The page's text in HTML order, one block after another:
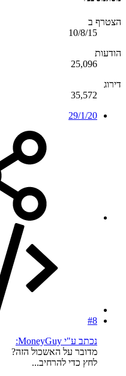
הצטרף ב
10/8/15
הודעות
25,096
דירוג
35,572
29/1/20
#8
נכתב ע"י MoneyGuy:
מדובר על האשכול הזה?
לחץ כדי להרחיב...